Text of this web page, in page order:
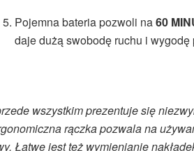
Pojemna bateria pozwoli na60
daje dużą swobodę ruchu i
wszystkim prezentuje się
rączka pozwala na
Łatwe jest też wymienianie